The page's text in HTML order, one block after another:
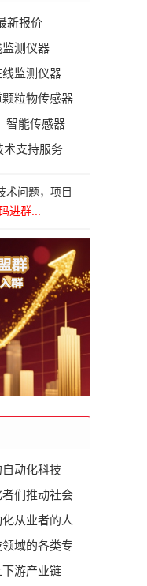
新报价
测仪器
监测仪器
粒物传感器
智能传感器
术支持服务
术问题，项目
进群...
动化科技
们推动社会
从业者的人
域的各类专
游产业链